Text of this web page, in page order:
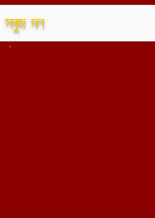
সবুজ দল